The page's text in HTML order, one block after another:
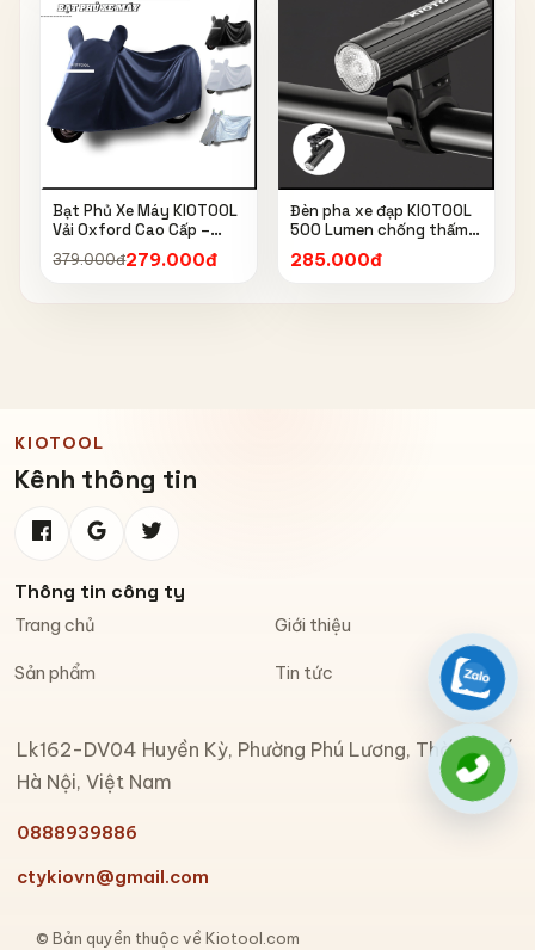
Bạt Phủ Xe Máy KIOTOOL
Vải Oxford Cao Cấp –
Chống Nắng, Chống Mưa,
Chống Bụi, Chống Tia UV,
379.000đ279.000đ
Đèn pha xe đạp KIOTOOL
500 Lumen chống thấm
nước IPX6 6603
285.000đ
KIOTOOL
Kênh thông tin
Thông tin công ty
Trang chủ Giới thiệu
Sản phẩm Tin tức
Lk162-DV04 Huyền Kỳ, Phường Phú Lương, Thành phố
Hà Nội, Việt Nam
0888939886
ctykiovn@gmail.com
© Bản quyền thuộc về Kiotool.com
Zalo
Gọi